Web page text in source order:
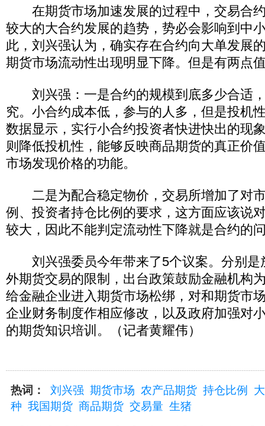
在期货市场加速发展的过程中，交易合
较大的大合约发展的趋势，势必会影响到中
此，刘兴强认为，确实存在合约向大单发展
期货市场流动性出现明显下降。但是有两点
刘兴强：一是合约的规模到底多少合适
究。小合约成本低，参与的人多，但是投机
数据显示，实行小合约投资者快进快出的现
则降低投机性，能够反映商品期货的真正价
市场发现价格的功能。
二是为配合稳定物价，交易所增加了对
例、投资者持仓比例的要求，这方面应该说
较大，因此不能判定流动性下降就是合约的
刘兴强委员今年带来了5个议案。分别是
外期货交易的限制，出台政策鼓励金融机构
给金融企业进入期货市场松绑，对和期货市
企业财务制度作相应修改，以及政府加强对
的期货知识培训。（记者黄耀伟）
热词： 刘兴强 期货市场 农产品期货 持仓比例
种 我国期货 商品期货 交易量 生猪